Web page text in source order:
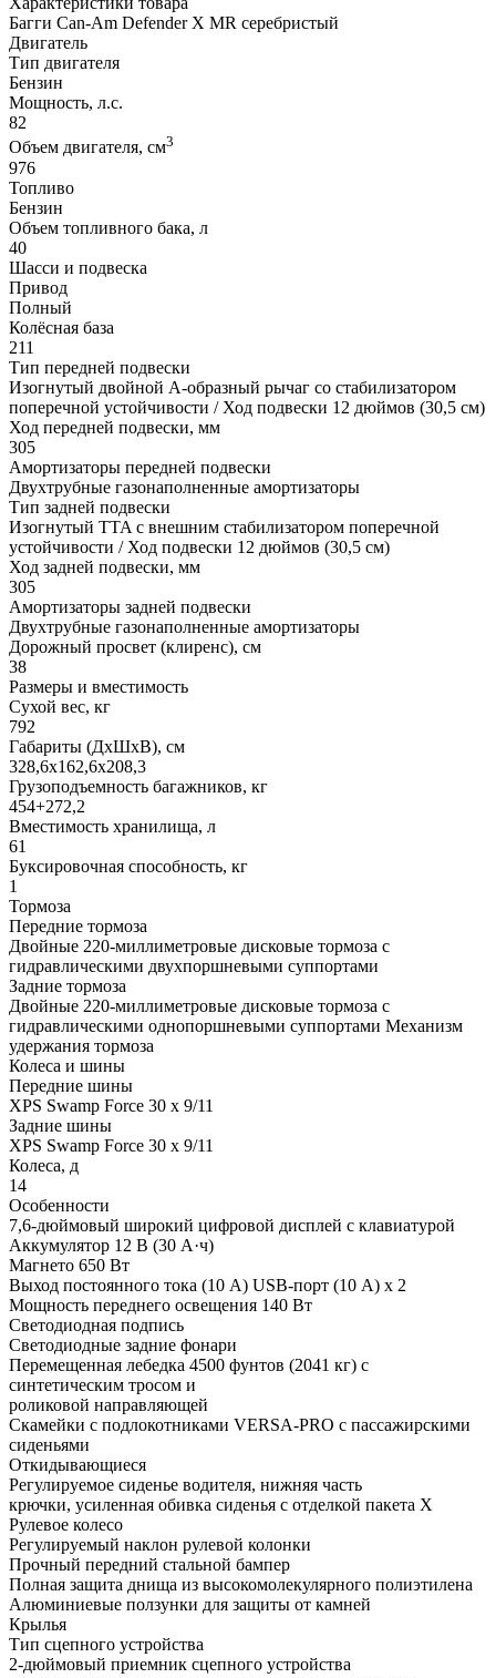
Багги Can-Am Defender X MR серебристый
Двигатель
Тип двигателя
Бензин
Мощность, л.с.
82
Объем двигателя, см3
976
Топливо
Бензин
Объем топливного бака, л
40
Шасси и подвеска
Привод
Полный
Колёсная база
211
Тип передней подвески
Изогнутый двойной А-образный рычаг со стабилизатором
поперечной устойчивости / Ход подвески 12 дюймов (30,5 см)
Ход передней подвески, мм
305
Амортизаторы передней подвески
Двухтрубные газонаполненные амортизаторы
Тип задней подвески
Изогнутый TTA с внешним стабилизатором поперечной
устойчивости / Ход подвески 12 дюймов (30,5 см)
Ход задней подвески, мм
305
Амортизаторы задней подвески
Двухтрубные газонаполненные амортизаторы
Дорожный просвет (клиренс), см
38
Размеры и вместимость
Сухой вес, кг
792
Габариты (ДхШхВ), см
328,6x162,6x208,3
Грузоподъемность багажников, кг
454+272,2
Вместимость хранилища, л
61
Буксировочная способность, кг
1
Тормоза
Передние тормоза
Двойные 220-миллиметровые дисковые тормоза с
гидравлическими двухпоршневыми суппортами
Задние тормоза
Двойные 220-миллиметровые дисковые тормоза с
гидравлическими однопоршневыми суппортами Механизм
удержания тормоза
Колеса и шины
Передние шины
XPS Swamp Force 30 x 9/11
Задние шины
XPS Swamp Force 30 x 9/11
Колеса, д
14
Особенности
7,6-дюймовый широкий цифровой дисплей с клавиатурой
Аккумулятор 12 В (30 А·ч)
Магнето 650 Вт
Выход постоянного тока (10 А) USB-порт (10 А) x 2
Мощность переднего освещения 140 Вт
Светодиодная подпись
Светодиодные задние фонари
Перемещенная лебедка 4500 фунтов (2041 кг) с
синтетическим тросом и
роликовой направляющей
Скамейки с подлокотниками VERSA-PRO с пассажирскими
сиденьями
Откидывающиеся
Регулируемое сиденье водителя, нижняя часть
крючки, усиленная обивка сиденья с отделкой пакета X
Рулевое колесо
Регулируемый наклон рулевой колонки
Прочный передний стальной бампер
Полная защита днища из высокомолекулярного полиэтилена
Алюминиевые ползунки для защиты от камней
Крылья
Тип сцепного устройства
2-дюймовый приемник сцепного устройства